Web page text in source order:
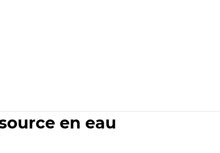
en eau